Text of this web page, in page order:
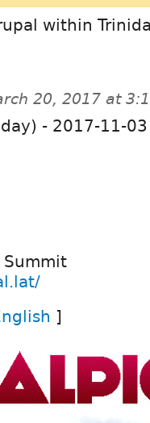
within
20, 2017 at
- 2017-11-
Summit
]